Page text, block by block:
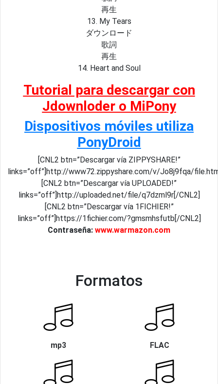
再生
13. My Tears
ダウンロード
歌詞
再生
14. Heart and Soul
Tutorial para descargar con
Jdownloder o MiPony
Dispositivos móviles utiliza
PonyDroid
[CNL2 btn=”Descargar vía ZIPPYSHARE!”
links=”off”]http://www72.zippyshare.com/v/Jo8j9fqa/
[CNL2 btn=”Descargar vía UPLOADED!”
links=”off”]http://uploaded.net/file/q7dzml9r[/CNL2]
[CNL2 btn=”Descargar vía 1FICHIER!”
links=”off”]https://1fichier.com/?gmsmhsfutb[/CNL2]
Contraseña: www.warmazon.com
Formatos
mp3 FLAC